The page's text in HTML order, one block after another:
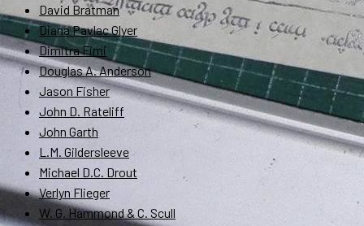
David Bratman
Diana Pavlac Glyer
Dimitra Fimi
Douglas A. Anderson
Jason Fisher
John D. Rateliff
John Garth
L.M. Gildersleeve
Michael D.C. Drout
Verlyn Flieger
W. G. Hammond & C. Scull